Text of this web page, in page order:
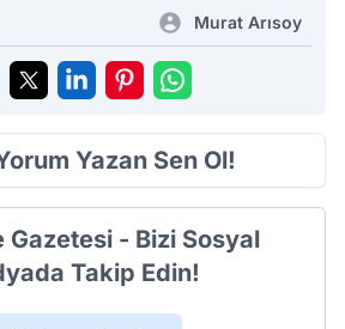
Murat Arısoy
Yazan Sen Ol!
Gazetesi - Bizi Sosyal
Takip Edin!